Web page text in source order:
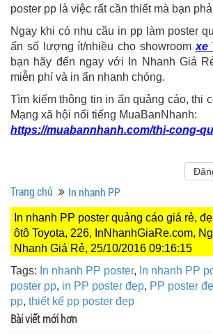
poster pp là việc rất cần thiết mà bạn
Ngay khi có nhu cầu in pp làm poster
ấn số lượng ít/nhiều cho showroom xe
bạn hãy đến ngay với In Nhanh Giá
miễn phí và in ấn nhanh chóng.
Tìm kiếm thông tin in ấn quảng cáo, thi
Mạng xã hội nổi tiếng MuaBanNhanh:
https://muabannhanh.com/thi-cong-
Trang chủ In nhanh PP
In nhanh PP poster quảng cáo giá rẻ,
ôtô Toyota, 226, InNhanhGiaRe.com,
Nhanh Giá Rẻ, 25/10/2016 09:16:15
Tags: In nhanh PP poster, In nhanh PP
poster pp, in PP poster đẹp, PP poster
pp, thiết kế pp poster đẹp
Bài viết mới hơn